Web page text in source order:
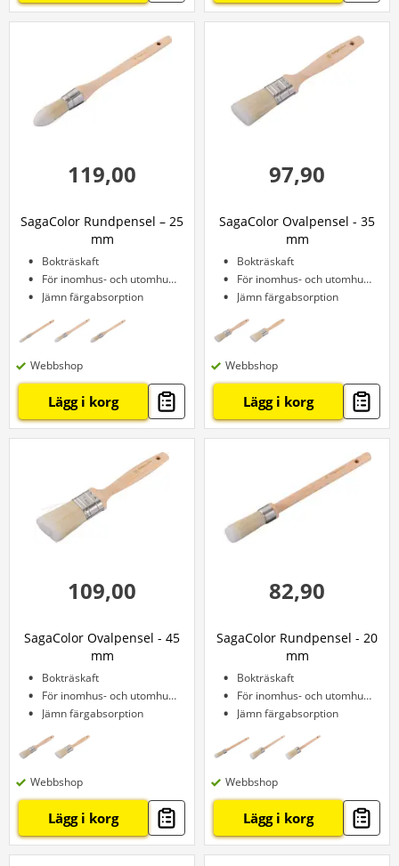
119,00
SagaColor Rundpensel – 25
mm
Bokträskaft
För inomhus- och utomhusbruk
Jämn färgabsorption
Webbshop
Lägg i korg
97,90
SagaColor Ovalpensel - 35
mm
Bokträskaft
För inomhus- och utomhusbruk
Jämn färgabsorption
Webbshop
Lägg i korg
109,00
SagaColor Ovalpensel - 45
mm
Bokträskaft
För inomhus- och utomhusbruk
Jämn färgabsorption
Webbshop
Lägg i korg
82,90
SagaColor Rundpensel - 20
mm
Bokträskaft
För inomhus- och utomhusbruk
Jämn färgabsorption
Webbshop
Lägg i korg